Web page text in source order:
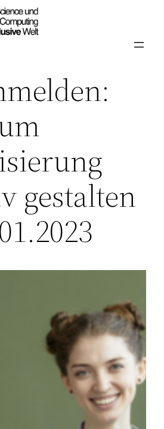
gestalten